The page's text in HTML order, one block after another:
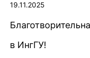
19.11.2025
в ИнгГУ!